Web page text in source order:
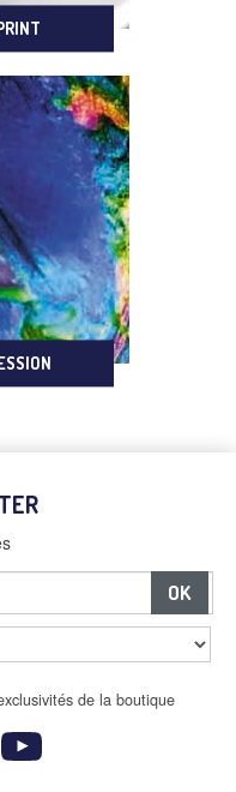
de la boutique
digitaux